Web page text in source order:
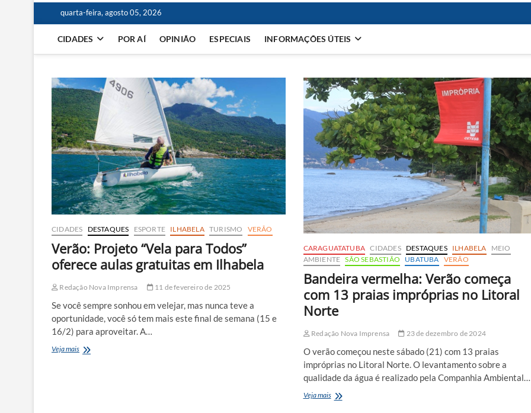
quarta-feira, agosto 05, 2026
CIDADES POR AÍ OPINIÃO ESPECIAIS INFORMAÇÕES ÚTEIS
CIDADES DESTAQUES ESPORTE ILHABELA TURISMO VERÃO
Verão: Projeto “Vela para Todos”
oferece aulas gratuitas em Ilhabela
Redação Nova Imprensa 11 de fevereiro de 2025
Se você sempre sonhou em velejar, mas nunca teve a
oportunidade, você só tem mais este final de semana (15 e
16/2) para aproveitar. A…
Veja maisVerão:
CARAGUATATUBA CIDADES DESTAQUES ILHABELA
MEIO
AMBIENTE SÃO SEBASTIÃO UBATUBA VERÃO
Bandeira vermelha: Verão começa
com 13 praias impróprias no Litoral
Norte
Redação Nova Imprensa 23 de dezembro de 2024
O verão começou neste sábado (21) com 13 praias
impróprias no Litoral Norte. O levantamento sobre a
qualidade da água é realizado pela Companhia Ambiental…
Veja maisBandeira